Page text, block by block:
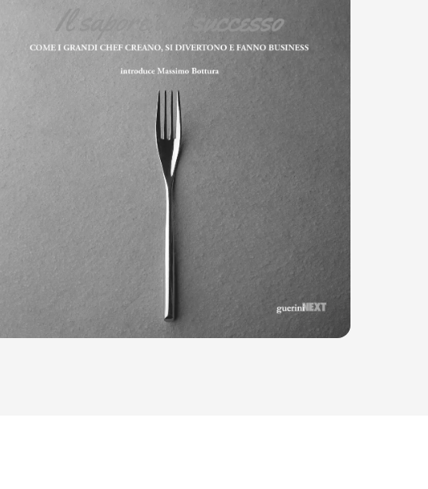
Testimonios con estrellas
“UNOX es atención al detalle. Y en familia la atención es la
calidez y amor.”
Iside De Cesare
La Parolina